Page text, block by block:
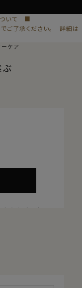
ついて ■
ご了承ください。 詳細は
ケア
ぶ
！洗濯後は軽